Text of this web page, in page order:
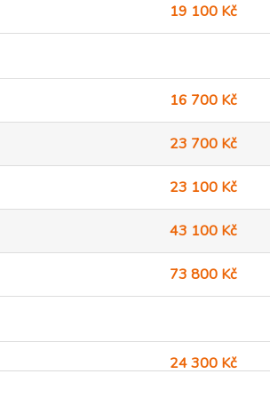
19 100 Kč
16 700 Kč
23 700 Kč
23 100 Kč
43 100 Kč
73 800 Kč
24 300 Kč